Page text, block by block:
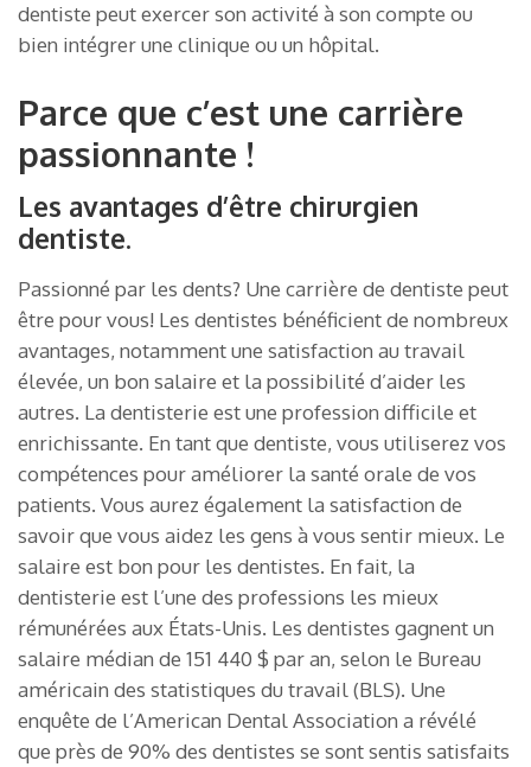
dentiste peut exercer son activité à son compte ou
bien intégrer une clinique ou un hôpital.
Parce que c’est une carrière
passionnante !
Les avantages d’être chirurgien
dentiste.
Passionné par les dents? Une carrière de dentiste peut
être pour vous! Les dentistes bénéficient de nombreux
avantages, notamment une satisfaction au travail
élevée, un bon salaire et la possibilité d’aider les
autres. La dentisterie est une profession difficile et
enrichissante. En tant que dentiste, vous utiliserez vos
compétences pour améliorer la santé orale de vos
patients. Vous aurez également la satisfaction de
savoir que vous aidez les gens à vous sentir mieux. Le
salaire est bon pour les dentistes. En fait, la
dentisterie est l’une des professions les mieux
rémunérées aux États-Unis. Les dentistes gagnent un
salaire médian de 151 440 $ par an, selon le Bureau
américain des statistiques du travail (BLS). Une
enquête de l’American Dental Association a révélé
que près de 90% des dentistes se sont sentis satisfaits